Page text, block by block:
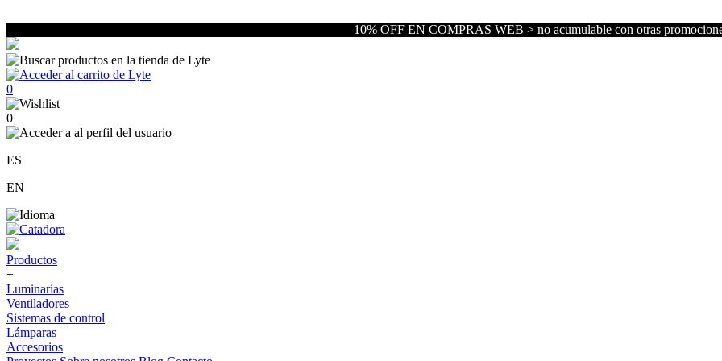
10% OFF EN COMPRAS WEB > no acumulable con otras
0
0
ES
EN
Productos
+
Luminarias
Ventiladores
Sistemas de control
Lámparas
Accesorios